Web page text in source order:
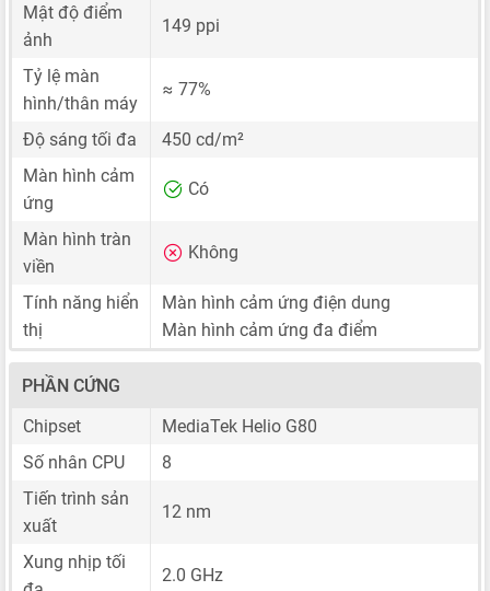
Mật độ điểm
ảnh
149 ppi
Tỷ lệ màn
hình/thân máy
≈ 77%
Độ sáng tối đa
450 cd/m²
Màn hình cảm
ứng
Có
Màn hình tràn
viền
Không
Tính năng hiển
thị
Màn hình cảm ứng điện dung
Màn hình cảm ứng đa điểm
PHẦN CỨNG
Chipset
MediaTek Helio G80
Số nhân CPU
8
Tiến trình sản
xuất
12 nm
Xung nhịp tối
2.0 GHz